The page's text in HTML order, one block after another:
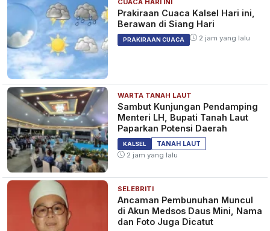
Prakiraan Cuaca Kalsel Hari ini,
Berawan di Siang Hari
PRAKIRAAN CUACA 2 jam yang lalu
WARTA TANAH LAUT
Sambut Kunjungan Pendamping
Menteri LH, Bupati Tanah Laut
Paparkan Potensi Daerah
KALSEL
TANAH LAUT
2 jam yang lalu
SELEBRITI
Ancaman Pembunuhan Muncul
di Akun Medsos Daus Mini, Nama
dan Foto Juga Dicatut